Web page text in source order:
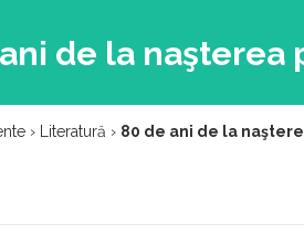
de la
› Literatură › 80 de ani de la